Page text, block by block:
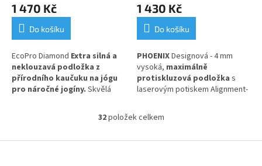
1 470 Kč
Do košíku
EcoPro Diamond Extra silná a
neklouzavá podložka z
přírodního kaučuku na jógu
pro náročné jogíny. Skvělá
přednost přírodním materiálům!
1 430 Kč
Do košíku
PHOENIXDesignová - 4 mm
vysoká, maximálně
protiskluzová podložka s
laserovým potiskem Alignment-
O
l
32položek celkem